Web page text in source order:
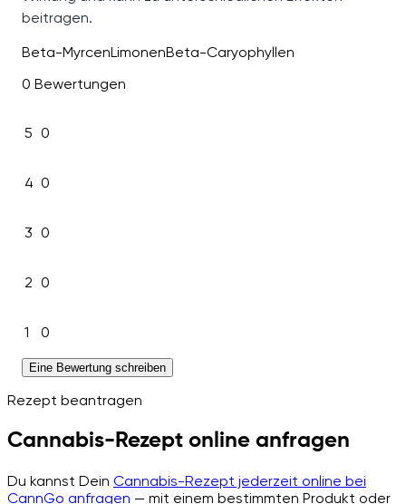
beitragen.
Beta-MyrcenLimonenBeta-Caryophyllen
0 Bewertungen
5 0
4 0
3 0
2 0
1 0
Eine Bewertung schreiben
Rezept beantragen
Cannabis-Rezept online anfragen
Du kannst Dein Cannabis-Rezept jederzeit online bei
CannGo anfragen — mit einem bestimmten Produkt oder